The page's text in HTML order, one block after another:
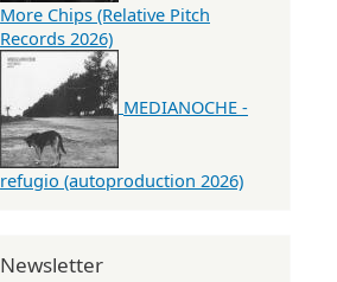
More Chips (Relative Pitch
Records 2026)
MEDIANOCHE -
refugio (autoproduction 2026)
Newsletter